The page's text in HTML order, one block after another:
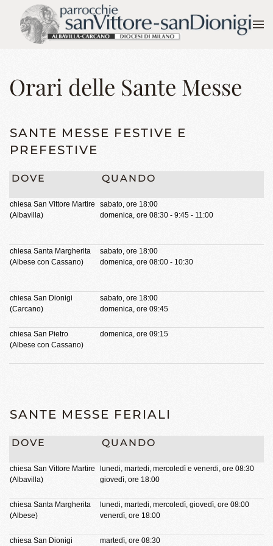
Skip to main content
Orari delle Sante Messe
SANTE MESSE FESTIVE E
PREFESTIVE
DOVE QUANDO
chiesa San Vittore Martire
(Albavilla)
sabato, ore 18:00
domenica, ore 08:30 - 9:45 - 11:00
chiesa Santa Margherita
(Albese con Cassano)
sabato, ore 18:00
domenica, ore 08:00 - 10:30
chiesa San Dionigi
(Carcano)
sabato, ore 18:00
domenica, ore 09:45
chiesa San Pietro
(Albese con Cassano)
domenica, ore 09:15
SANTE MESSE FERIALI
DOVE QUANDO
chiesa San Vittore Martire
(Albavilla)
lunedi, martedi, mercoledì e venerdi, ore 08:30
giovedì, ore 18:00
chiesa Santa Margherita
(Albese)
lunedi, martedi, mercoledì, giovedì, ore 08:00
venerdì, ore 18:00
chiesa San Dionigi martedì, ore 08:30